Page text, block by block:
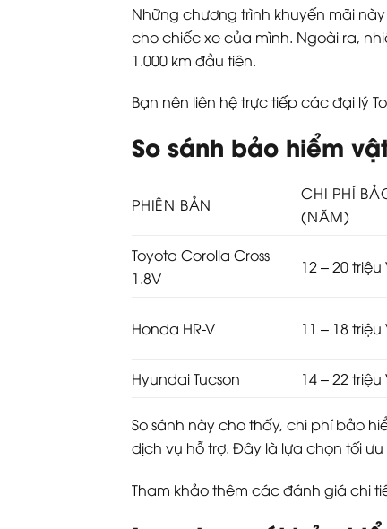
Những chương trình khuyến mãi
cho chiếc xe của mình. Ngoài ra,
1.000 km đầu tiên.
Bạn nên liên hệ trực tiếp các đại lý
So sánh bảo hiểm
PHIÊN BẢN
CHI PHÍ
(NĂM)
Toyota Corolla Cross
1.8V
12 – 20
Honda HR-V 11 – 18
Hyundai Tucson
14 – 22
So sánh này cho thấy, chi phí bảo
dịch vụ hỗ trợ. Đây là lựa chọn tối
Tham khảo thêm các đánh giá chi